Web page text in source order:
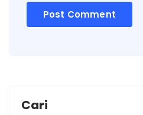
Cari